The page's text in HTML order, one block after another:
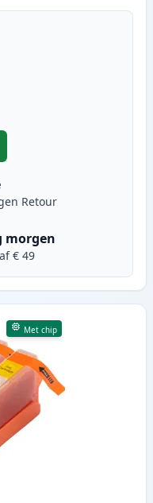
Canon CLI-571XL
Retour
morgen
€ 49
Met chip